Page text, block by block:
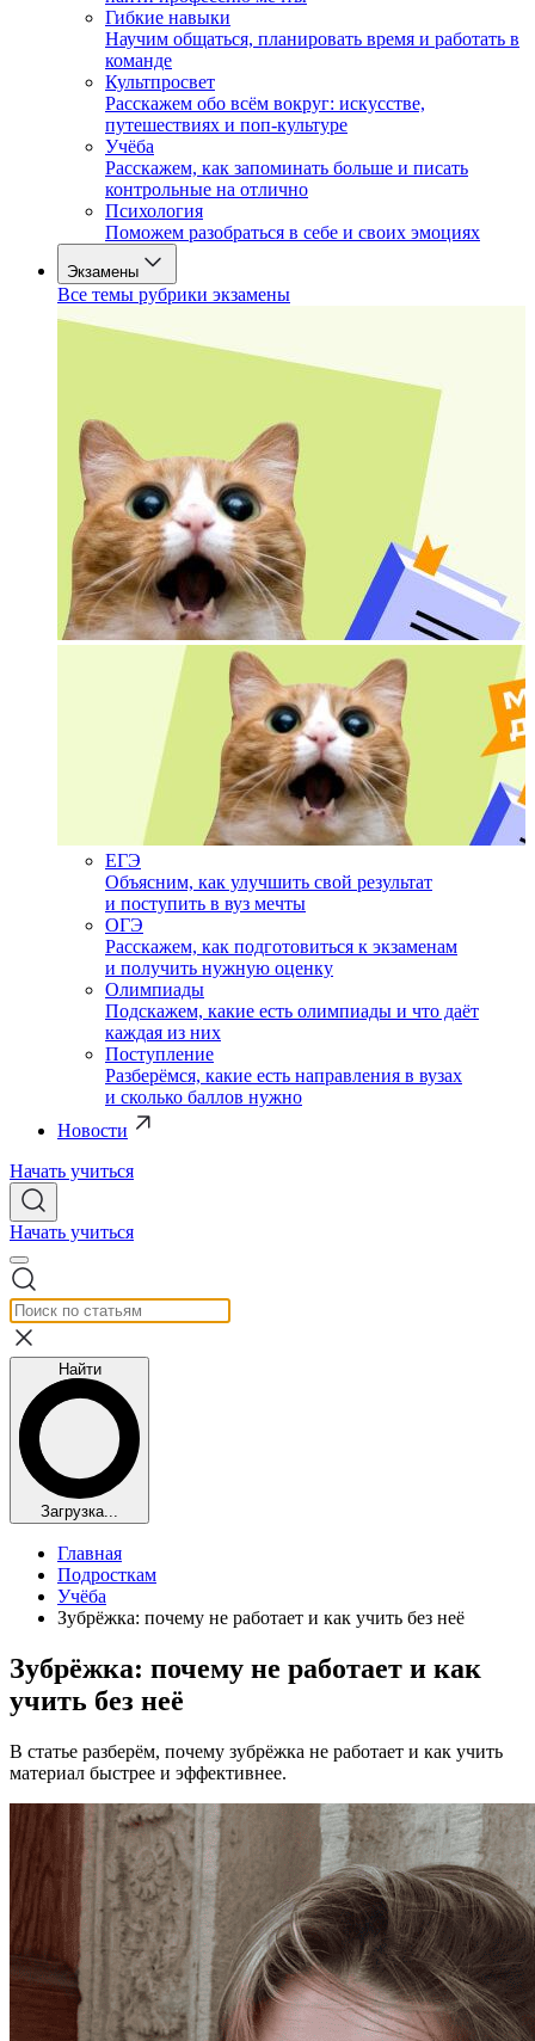
Гибкие навыки
Научим общаться, планировать время и работать в
команде
Культпросвет
Расскажем обо всём вокруг: искусстве,
путешествиях и поп-культуре
Учёба
Расскажем, как запоминать больше и писать
контрольные на отлично
Психология
Поможем разобраться в себе и своих эмоциях
Экзамены
Все темы рубрики экзамены
ЕГЭ
Объясним, как улучшить свой результат
и поступить в вуз мечты
ОГЭ
Расскажем, как подготовиться к экзаменам
и получить нужную оценку
Олимпиады
Подскажем, какие есть олимпиады и что даёт
каждая из них
Поступление
Разберёмся, какие есть направления в вузах
и сколько баллов нужно
Новости
Начать учиться
Начать учиться
Найти
Загрузка...
Главная
Подросткам
Учёба
Зубрёжка: почему не работает и как учить без неё
Зубрёжка: почему не работает и как
учить без неё
В статье разберём, почему зубрёжка не работает и как учить
материал быстрее и эффективнее.